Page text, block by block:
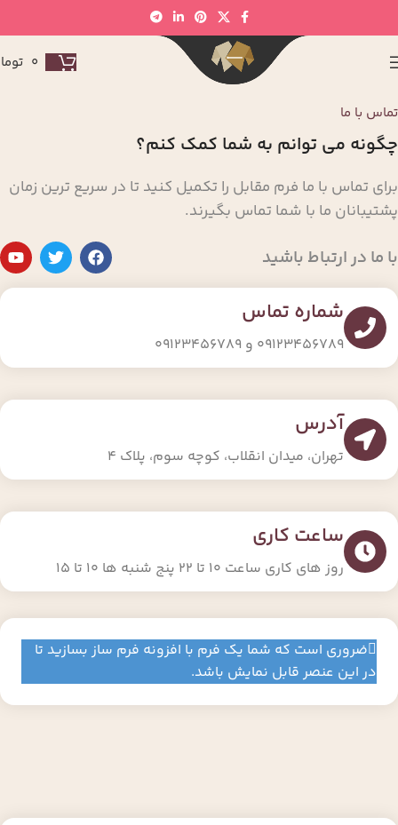
0
تماس با ما
چگونه می توانم به شما کمک کنم؟
برای تماس با ما فرم مقابل را تکمیل کنید تا در سریع ترین زمان
پشتیبانان ما با شما تماس بگیرند.
با ما در ارتباط باشید
شماره تماس
۰۹۱۲۳۴۵۶۷۸۹ و ۰۹۱۲۳۴۵۶۷۸۹
آدرس
تهران، میدان انقلاب، کوچه سوم، پلاک ۴
ساعت کاری
روز های کاری ساعت ۱۰ تا ۲۲ پنج شنبه ها ۱۰ تا ۱۵
ضروری است که شما یک فرم با افزونه فرم ساز بسازید تا
در این عنصر قابل نمایش باشد.